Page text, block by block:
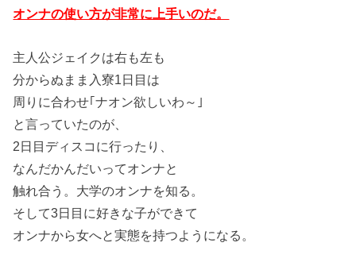
オンナの使い方が非常に上手いのだ。
主人公ジェイクは右も左も
分からぬまま入寮1日目は
周りに合わせ｢ナオン欲しいわ～｣
と言っていたのが、
2日目ディスコに行ったり、
なんだかんだいってオンナと
触れ合う。大学のオンナを知る。
そして3日目に好きな子ができて
オンナから女へと実態を持つようになる。